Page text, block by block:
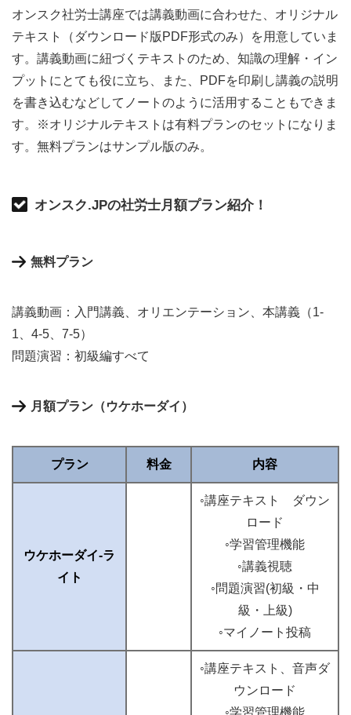
オンスク社労士講座では講義動画に合わせた、オリジナル
テキスト（ダウンロード版PDF形式のみ）を用意していま
す。講義動画に紐づくテキストのため、知識の理解・イン
プットにとても役に立ち、また、PDFを印刷し講義の説明
を書き込むなどしてノートのように活用することもできま
す。※オリジナルテキストは有料プランのセットになりま
す。無料プランはサンプル版のみ。
オンスク.JPの社労士月額プラン紹介！
無料プラン
講義動画：入門講義、オリエンテーション、本講義（1-
1、4-5、7-5）
問題演習：初級編すべて
月額プラン（ウケホーダイ）
プラン 料金 内容
ウケホーダイ-ラ
イト
◦講座テキスト ダウン
ロード
◦学習管理機能
◦講義視聴
◦問題演習(初級・中
級・上級)
◦マイノート投稿
◦講座テキスト、音声ダ
ウンロード